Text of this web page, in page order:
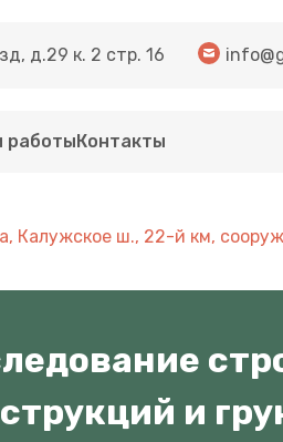
д.29 к. 2 стр. 16
работыКонтакты
ш., 22-й км,
и